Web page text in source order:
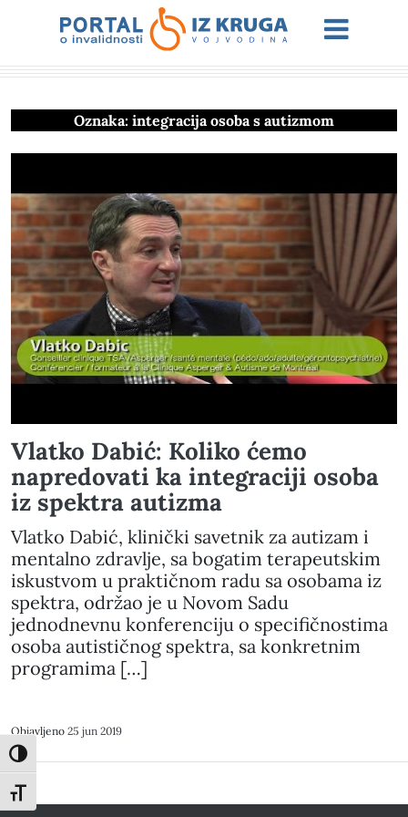
Toggle High Contrast
Toggle Font size
Oznaka: integracija osoba s autizmom
Vlatko Dabić: Koliko ćemo
napredovati ka integraciji osoba
iz spektra autizma
Vlatko Dabić, klinički savetnik za autizam i
mentalno zdravlje, sa bogatim terapeutskim
iskustvom u praktičnom radu sa osobama iz
spektra, održao je u Novom Sadu
jednodnevnu konferenciju o specifičnostima
osoba autističnog spektra, sa konkretnim
programima […]
Objavljeno 25 jun 2019